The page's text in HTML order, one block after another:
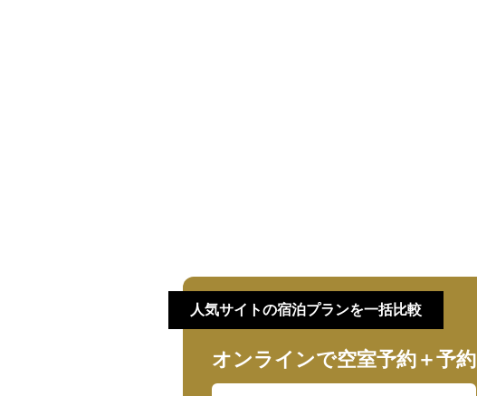
人気サイトの宿泊プランを一括比較
オンラインで空室予約＋予約